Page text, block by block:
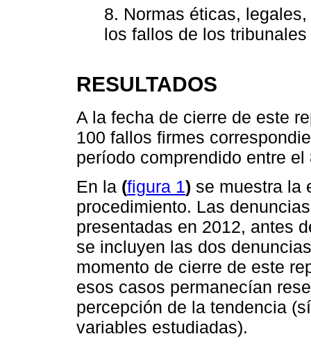
8. Normas éticas,
los fallos de los
RESULTADOS
A la fecha de cierre de este
100 fallos firmes
período comprendido entre
En la (figura 1) se muestra la
procedimiento. Las
presentadas en 2012, antes
se incluyen las dos
momento de cierre de este
esos casos permanecían
percepción de la tendencia
variables estudiadas).